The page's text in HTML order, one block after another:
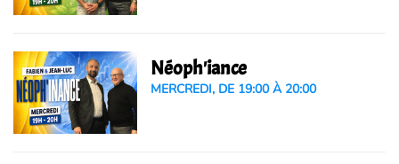
Néoph'iance
MERCREDI, DE 19:00 À 20:00